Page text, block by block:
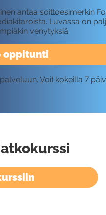
oppitunti
antaa soittoesimerkin
Luvassa on
venytyksiä.
Voit kokeilla 7